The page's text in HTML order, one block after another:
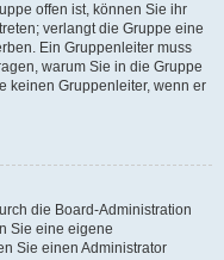
offen ist, können Sie ihr
verlangt die Gruppe eine
Ein Gruppenleiter muss
warum Sie in die Gruppe
keinen Gruppenleiter, wenn er
die Board-Administration
Sie eine eigene
Sie einen Administrator